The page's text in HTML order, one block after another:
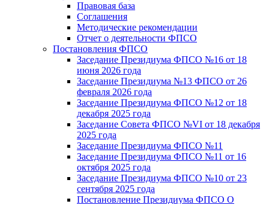
Правовая база
Соглашения
Методические рекомендации
Отчет о деятельности ФПСО
Постановления ФПСО
Заседание Президиума ФПСО №16 от 18
июня 2026 года
Заседание Президиума №13 ФПСО от 26
февраля 2026 года
Заседание Президиума ФПСО №12 от 18
декабря 2025 года
Заседание Совета ФПСО №VI от 18 декабря
2025 года
Заседание Президиума ФПСО №11
Заседание Президиума ФПСО №11 от 16
октября 2025 года
Заседание Президиума ФПСО №10 от 23
сентября 2025 года
Постановление Президиума ФПСО О